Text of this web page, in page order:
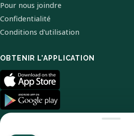
Pour nous joindre
Confidentialité
Conditions d'utilisation
OBTENIR L'APPLICATION